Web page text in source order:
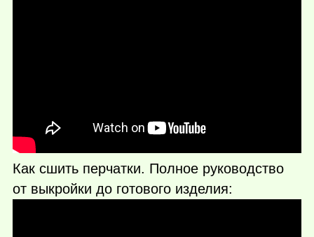
Как сшить перчатки. Полное руководство
от выкройки до готового изделия: